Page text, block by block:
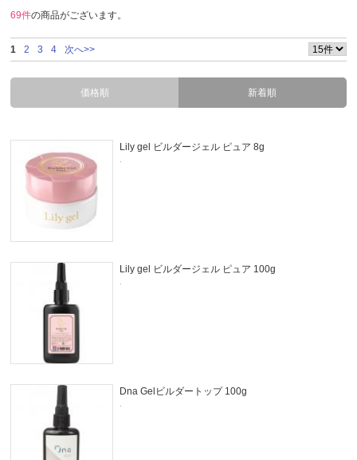
69件の商品がございます。
1 2 3 4 次へ>>
価格順 新着順
Lily gel ビルダージェル ピュア 8g
.
Lily gel ビルダージェル ピュア 100g
.
Dna Gelビルダートップ 100g
.